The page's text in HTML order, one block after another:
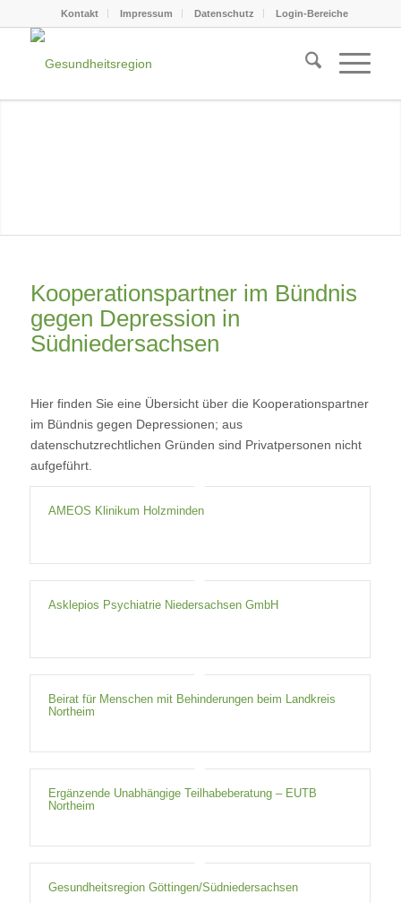
Kontakt Impressum Datenschutz Login-Bereiche
Kooperationspartner im Bündnis
gegen Depression in
Südniedersachsen
Hier finden Sie eine Übersicht über die Kooperationspartner
im Bündnis gegen Depressionen; aus
datenschutzrechtlichen Gründen sind Privatpersonen nicht
aufgeführt.
AMEOS Klinikum Holzminden
Asklepios Psychiatrie Niedersachsen GmbH
Beirat für Menschen mit Behinderungen beim Landkreis
Northeim
Ergänzende Unabhängige Teilhabeberatung – EUTB
Northeim
Gesundheitsregion Göttingen/Südniedersachsen